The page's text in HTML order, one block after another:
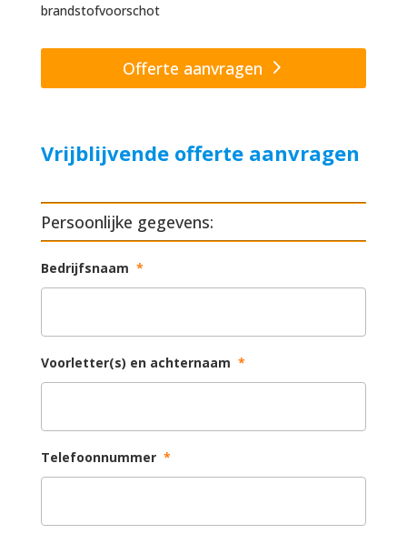
brandstofvoorschot
Offerte aanvragen
Vrijblijvende offerte aanvragen
Persoonlijke gegevens:
Bedrijfsnaam *
Voorletter(s) en achternaam *
Telefoonnummer *